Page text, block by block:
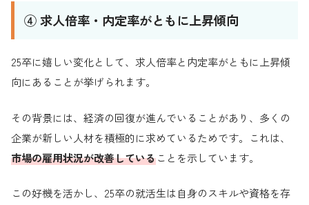
④ 求人倍率・内定率がともに上昇傾向
25卒に嬉しい変化として、求人倍率と内定率がともに上昇傾
向にあることが挙げられます。
その背景には、経済の回復が進んでいることがあり、多くの
企業が新しい人材を積極的に求めているためです。これは、
市場の雇用状況が改善していることを示しています。
この好機を活かし、25卒の就活生は自身のスキルや資格を存